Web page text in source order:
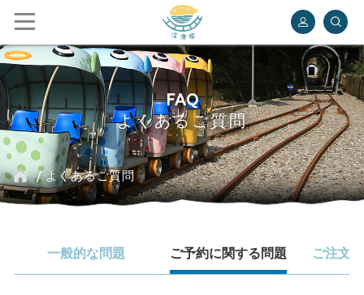
深澳レールバイク
FAQ
よくあるご質問
/よくあるご質問
一般的な問題 ご予約に関する問題 ご注文